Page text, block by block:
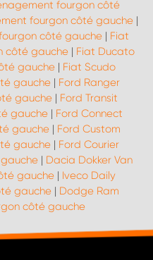
fourgon côté
fourgon côté gauche |
côté gauche | Fiat
côté gauche| Fiat Ducato
gauche| Fiat Scudo
gauche| Ford Ranger
gauche | Ford Transit
gauche| Ford Connect
gauche | Ford Custom
gauche | Ford Courier
| Dacia Dokker Van
gauche | Iveco Daily
gauche| Dodge Ram
côté gauche